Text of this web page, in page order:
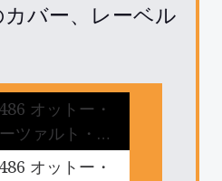
バー、レーベル